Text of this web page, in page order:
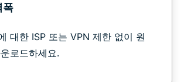
폭
대한 ISP 또는 VPN 제한 없이 원
로드하세요.